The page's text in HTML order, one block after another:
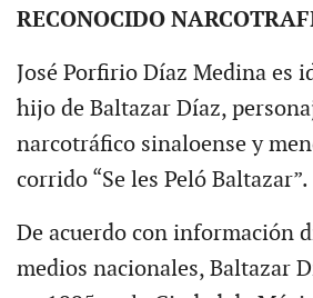
RECONOCIDO
José Porfirio Díaz Medina es
hijo de Baltazar Díaz,
narcotráfico sinaloense y
corrido “Se les Peló Baltazar”.
De acuerdo con información
medios nacionales, Baltazar